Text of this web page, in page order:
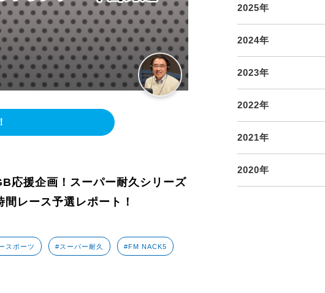
応援企画！スーパー耐久シリーズ
間レース予選レポート！
スポーツ #スーパー耐久 #FM NACK5
2025年
2024年
2023年
2022年
2021年
2020年